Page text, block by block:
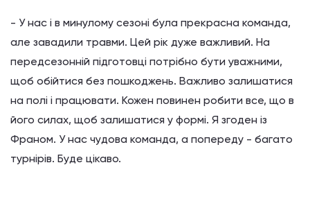
- У нас і в минулому сезоні була прекрасна команда,
але завадили травми. Цей рік дуже важливий. На
передсезонній підготовці потрібно бути уважними,
щоб обійтися без пошкоджень. Важливо залишатися
на полі і працювати. Кожен повинен робити все, що в
його силах, щоб залишатися у формі. Я згоден із
Франом. У нас чудова команда, а попереду - багато
турнірів. Буде цікаво.